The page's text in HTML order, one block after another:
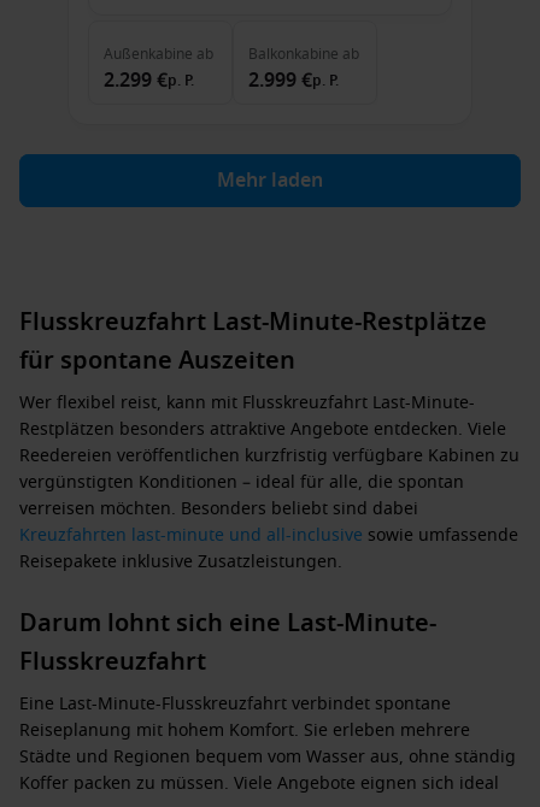
Außenkabine ab
2.299 €p. P.
Balkonkabine ab
2.999 €p. P.
Mehr laden
Flusskreuzfahrt Last-Minute-Restplätze
für spontane Auszeiten
Wer flexibel reist, kann mit Flusskreuzfahrt Last-Minute-
Restplätzen besonders attraktive Angebote entdecken. Viele
Reedereien veröffentlichen kurzfristig verfügbare Kabinen zu
vergünstigten Konditionen – ideal für alle, die spontan
verreisen möchten. Besonders beliebt sind dabei
Kreuzfahrten last-minute und all-inclusive sowie umfassende
Reisepakete inklusive Zusatzleistungen.
Darum lohnt sich eine Last-Minute-
Flusskreuzfahrt
Eine Last-Minute-Flusskreuzfahrtverbindet spontane
Reiseplanung mit hohem Komfort. Sie erleben mehrere
Städte und Regionen bequem vom Wasser aus, ohne ständig
Koffer packen zu müssen. Viele Angebote eignen sich ideal